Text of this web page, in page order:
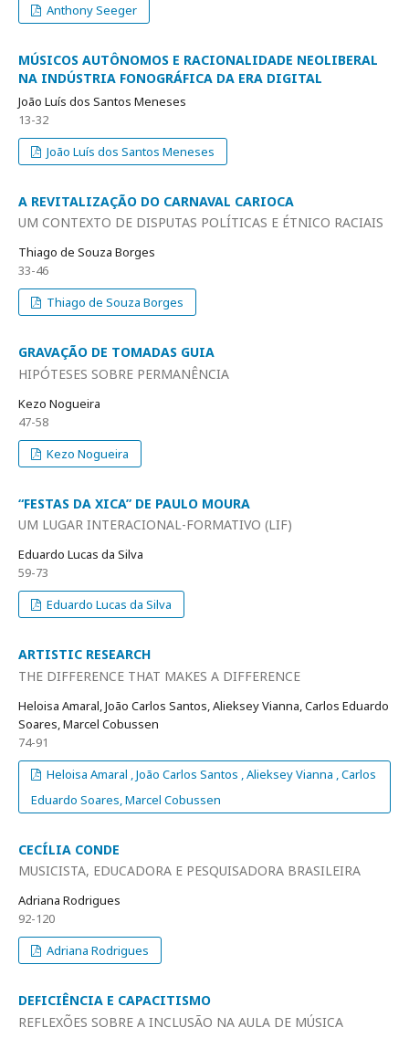
Anthony Seeger
MÚSICOS AUTÔNOMOS E RACIONALIDADE NEOLIBERAL
NA INDÚSTRIA FONOGRÁFICA DA ERA DIGITAL
João Luís dos Santos Meneses
13-32
João Luís dos Santos Meneses
A REVITALIZAÇÃO DO CARNAVAL CARIOCA
UM CONTEXTO DE DISPUTAS POLÍTICAS E ÉTNICO RACIAIS
Thiago de Souza Borges
33-46
Thiago de Souza Borges
GRAVAÇÃO DE TOMADAS GUIA
HIPÓTESES SOBRE PERMANÊNCIA
Kezo Nogueira
47-58
Kezo Nogueira
“FESTAS DA XICA” DE PAULO MOURA
UM LUGAR INTERACIONAL-FORMATIVO (LIF)
Eduardo Lucas da Silva
59-73
Eduardo Lucas da Silva
ARTISTIC RESEARCH
THE DIFFERENCE THAT MAKES A DIFFERENCE
Heloisa Amaral, João Carlos Santos, Alieksey Vianna, Carlos Eduardo
Soares, Marcel Cobussen
74-91
Heloisa Amaral , João Carlos Santos , Alieksey Vianna , Carlos
Eduardo Soares, Marcel Cobussen
CECÍLIA CONDE
MUSICISTA, EDUCADORA E PESQUISADORA BRASILEIRA
Adriana Rodrigues
92-120
Adriana Rodrigues
DEFICIÊNCIA E CAPACITISMO
REFLEXÕES SOBRE A INCLUSÃO NA AULA DE MÚSICA